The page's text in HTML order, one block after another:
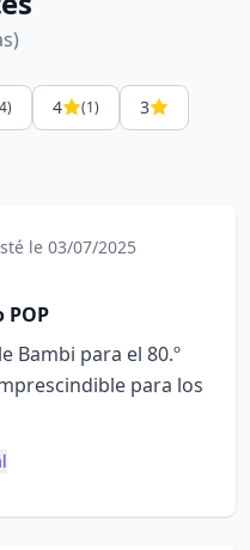
4 (1)
3
le 03/07/2025
Bambi para el 80.º
para los